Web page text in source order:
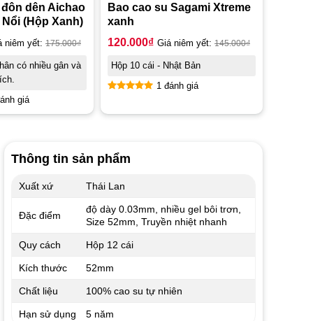
dên Aichao
(Hộp Xanh)
niêm yết: 175.000₫
có nhiều gân và
giá
Bao cao su Sagami Xtreme
xanh
hạng5.00
120.000₫ Giá niêm yết: 145.000₫
Hộp 10 cái - Nhật Bản
1 đánh giá
Thông tin sản phẩm
Xuất xứ Thái Lan
Đặc điểm
độ dày 0.03mm, nhiều gel bôi trơn,
Size 52mm, Truyền nhiệt nhanh
Quy cách Hộp 12 cái
Kích thước 52mm
Chất liệu 100% cao su tự nhiên
Hạn sử dụng 5 năm